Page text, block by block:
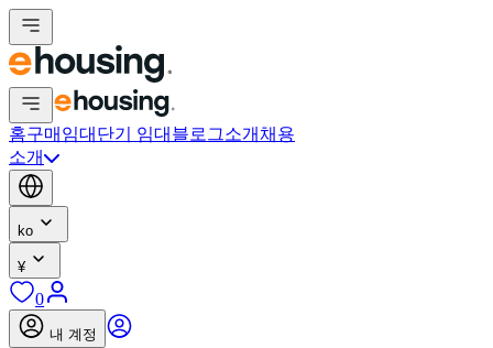
홈구매 임대 단기 임대 블로그소개 채용
소개
ko
¥
0
내 계정